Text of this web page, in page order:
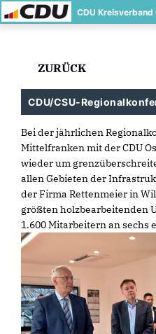
CDU Kreisverband
ZURÜCK
CDU/CSU-
Bei der jährlichen
Mittelfranken mit der CDU
wieder um
allen Gebieten der
der Firma Rettenmeier in
größten holzbearbeitenden
1.600 Mitarbeitern an sechs